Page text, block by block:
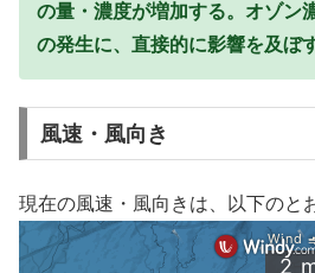
の量・濃度が増加する。オゾン
の発生に、直接的に影響を及ぼす
風速・風向き
現在の風速・風向きは、以下のと